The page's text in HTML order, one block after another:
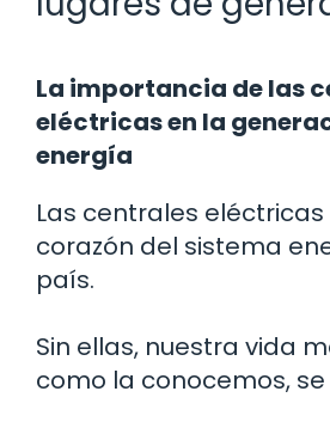
La importancia de las
eléctricas en la
energía
Las centrales
corazón del sistema
país.
Sin ellas, nuestra vida
como la conocemos,